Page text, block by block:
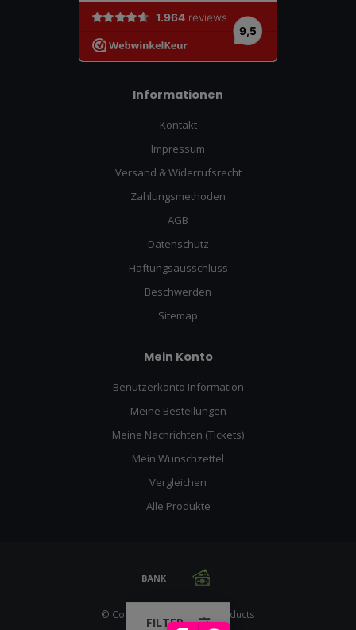
Informationen
Kontakt
Impressum
Versand & Widerrufsrecht
Zahlungsmethoden
AGB
Datenschutz
Haftungsausschluss
Beschwerden
Sitemap
Mein Konto
Benutzerkonto Information
Meine Bestellungen
Meine Nachrichten (Tickets)
Mein Wunschzettel
Vergleichen
Alle Produkte
© Copyright 2026 Racing Products
FILTER